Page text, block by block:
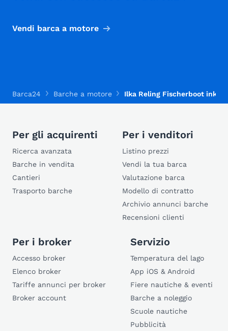
Vendi barca a motore
Barca24 Barche a motore Ilka Reling Fischerboot inkl.
Per gli acquirenti
Ricerca avanzata
Barche in vendita
Cantieri
Trasporto barche
Per i venditori
Listino prezzi
Vendi la tua barca
Valutazione barca
Modello di contratto
Archivio annunci barche
Recensioni clienti
Per i broker
Accesso broker
Elenco broker
Tariffe annunci per broker
Broker account
Servizio
Temperatura del lago
App iOS & Android
Fiere nautiche & eventi
Barche a noleggio
Scuole nautiche
Pubblicità